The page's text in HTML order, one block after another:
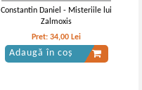
Constantin Daniel - Misteriile lui
Zalmoxis
Pret:34,00 Lei
Adaugă în coș